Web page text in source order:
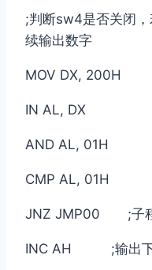
;判断sw4是否关闭
续输出数字
MOV DX, 200H
IN AL, DX
AND AL, 01H
CMP AL, 01H
JNZ JMP00 ;子程
INC AH ;输出下